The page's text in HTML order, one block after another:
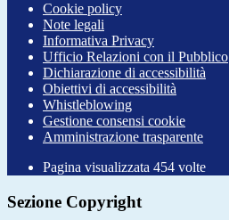
Cookie policy
Note legali
Informativa Privacy
Ufficio Relazioni con il Pubblico
Dichiarazione di accessibilità
Obiettivi di accessibilità
Whistleblowing
Gestione consensi cookie
Amministrazione trasparente
Pagina visualizzata 454 volte
Sezione Copyright